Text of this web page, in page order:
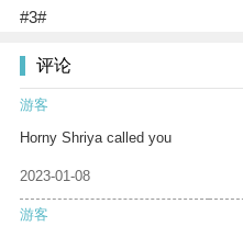
#3#
评论
游客
Horny Shriya called you
2023-01-08
游客